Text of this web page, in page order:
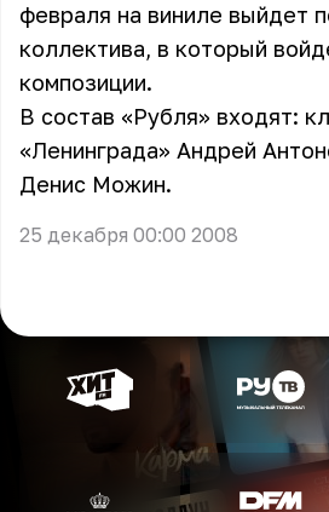
февраля на виниле выйдет
коллектива, в который
композиции.
В состав «Рубля» входят:
«Ленинграда» Андрей
Денис Можин.
25 декабря 00:00 2008